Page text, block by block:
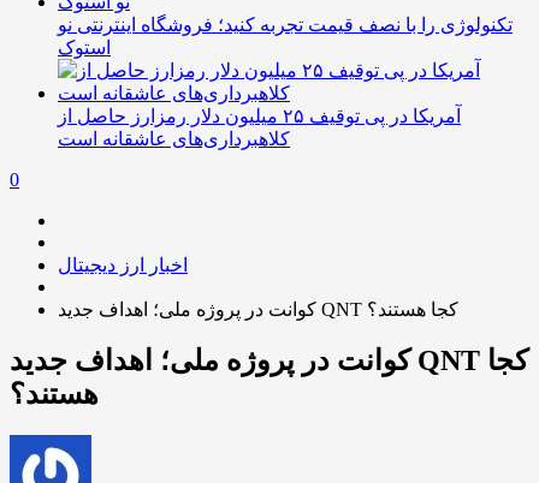
تکنولوژی را با نصف قیمت تجربه کنید؛ فروشگاه اینترنتی نو
استوک
آمریکا در پی توقیف ۲۵ میلیون دلار رمزارز حاصل از
کلاهبرداری‌های عاشقانه است
0
اخبار ارز دیجیتال
کوانت در پروژه ملی؛ اهداف جدید QNT کجا هستند؟
کوانت در پروژه ملی؛ اهداف جدید QNT کجا
هستند؟